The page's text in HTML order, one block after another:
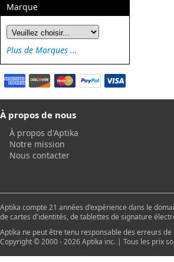
Marque
Plus de Marques ...
À propos de nous
À propos d'Aptika
Notre mission
Nous contacter
Aptika compte 21 années d'expérience dans le
de cartes d'identités, de tablettes de signature
Aptika ne peut être tenu responsable des erreurs
Copyright © 2000 - 2026 Aptika inc. | Tous les prix